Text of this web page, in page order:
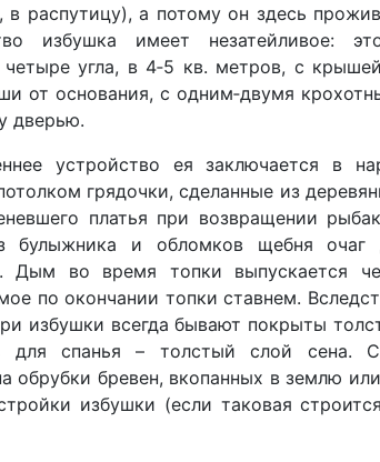
распутицу), а потому он здесь
избушка имеет незатейливое:
угла, в 4‑5 кв. метров, с
от основания, с одним‑двумя
дверью.
устройство ея заключается в
грядочки, сделанные из
платья при возвращении
булыжника и обломков щебня очаг
Дым во время топки выпускается
по окончании топки ставнем.
избушки всегда бывают покрыты
спанья – толстый слой сена.
обрубки бревен, вкопанных в землю
избушки (если таковая